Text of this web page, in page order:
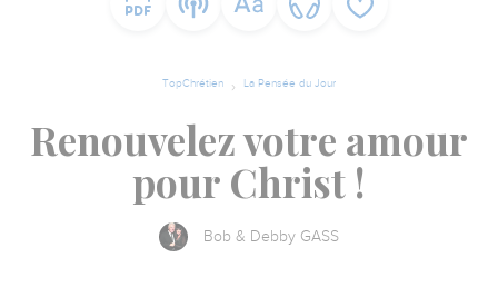
TopChrétien La Pensée du Jour
Renouvelez votre amour
pour Christ !
Bob & Debby GASS